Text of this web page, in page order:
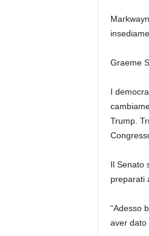
Graeme
I
Trump.
Il Senato
preparati
“Adesso
aver dato